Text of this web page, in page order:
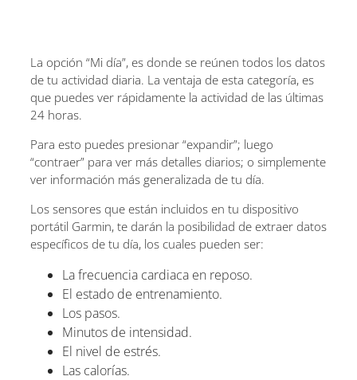
La opción “Mi día”, es donde se reúnen todos los datos
de tu actividad diaria. La ventaja de esta categoría, es
que puedes ver rápidamente la actividad de las últimas
24 horas.
Para esto puedes presionar “expandir”; luego
“contraer” para ver más detalles diarios; o simplemente
ver información más generalizada de tu día.
Los sensores que están incluidos en tu dispositivo
portátil Garmin, te darán la posibilidad de extraer datos
específicos de tu día, los cuales pueden ser:
La frecuencia cardiaca en reposo.
El estado de entrenamiento.
Los pasos.
Minutos de intensidad.
El nivel de estrés.
Las calorías.